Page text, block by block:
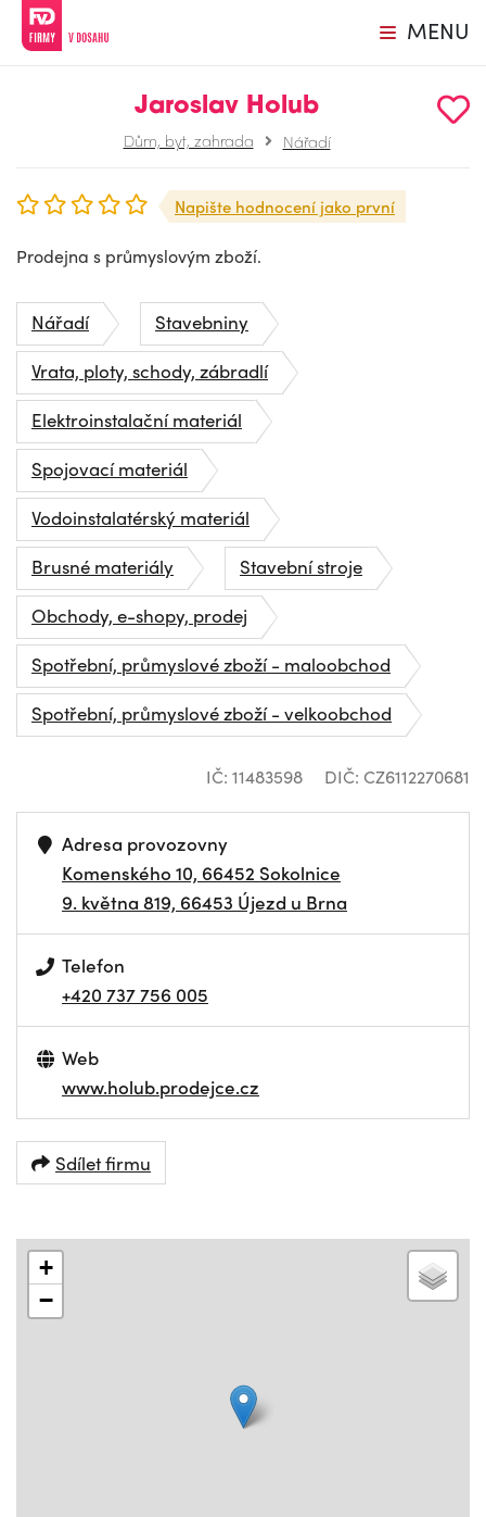
MENU
Jaroslav Holub
Dům, byt, zahrada Nářadí
Napište hodnocení jako první
Prodejna s průmyslovým zboží.
Nářadí
Stavebniny
Vrata, ploty, schody, zábradlí
Elektroinstalační materiál
Spojovací materiál
Vodoinstalatérský materiál
Brusné materiály
Stavební stroje
Obchody, e-shopy, prodej
Spotřební, průmyslové zboží - maloobchod
Spotřební, průmyslové zboží - velkoobchod
IČ: 11483598 DIČ: CZ6112270681
Adresa provozovny
Komenského 10, 66452 Sokolnice
9. května 819, 66453 Újezd u Brna
Telefon
+420 737 756 005
Web
www.holub.prodejce.cz
Sdílet firmu
+
−